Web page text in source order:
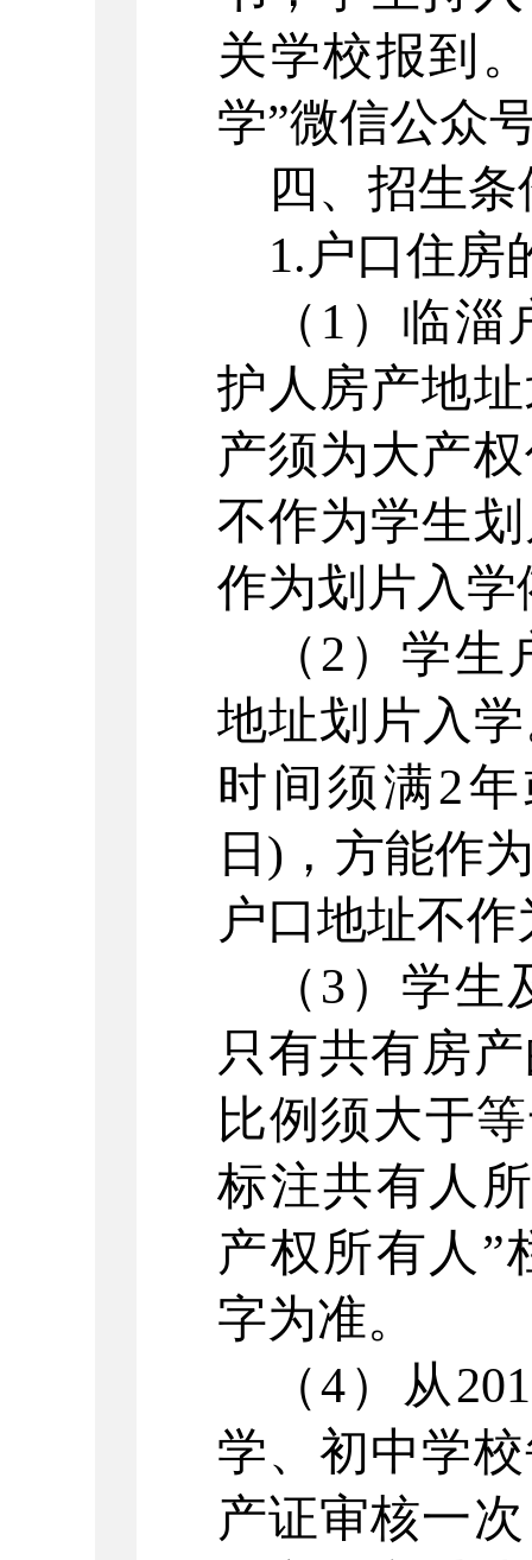
关学校报到
学”微信公众
四、招生条
1. 户口住房
（ 1 ）临淄
护人房产地
产须为大产
不作为学生
作为划片入学
（2 ）学生
地址划片入
时间须满2
日 ) ，方能作
户口地址不
（ 3 ）学生
只有共有房
比例须大于
标注共有人
产权所有人”
字为准。
（4）从
学、初中学
产证审核一